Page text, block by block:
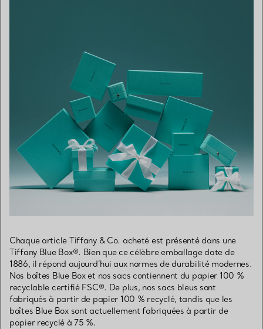
Chaque article Tiffany & Co. acheté est présenté dans une
Tiffany Blue Box®. Bien que ce célèbre emballage date de
1886, il répond aujourd’hui aux normes de durabilité modernes.
Nos boîtes Blue Box et nos sacs contiennent du papier 100 %
recyclable certifié FSC®. De plus, nos sacs bleus sont
fabriqués à partir de papier 100 % recyclé, tandis que les
boîtes Blue Box sont actuellement fabriquées à partir de
papier recyclé à 75 %.